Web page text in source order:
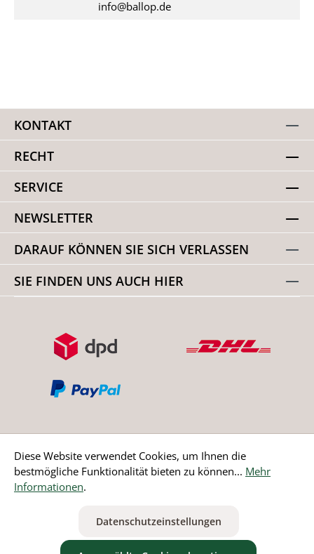
info@ballop.de
KONTAKT
RECHT
SERVICE
NEWSLETTER
DARAUF KÖNNEN SIE SICH VERLASSEN
SIE FINDEN UNS AUCH HIER
Bestellung widerrufen
ausgenommen Nicht EU-Länder
Diese Website verwendet Cookies, um Ihnen die
bestmögliche Funktionalität bieten zu können... Mehr
Informationen.
Datenschutzeinstellungen